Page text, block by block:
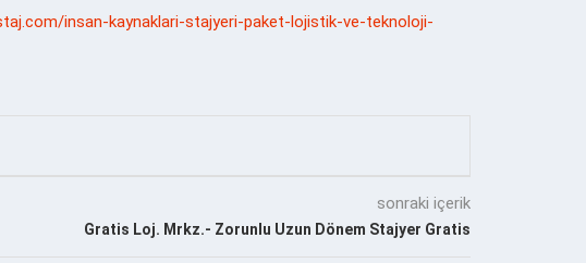
insan-kaynaklari-stajyeri-paket-lojistik-ve-teknoloji-
sonraki içerik
Gratis Loj. Mrkz.- Zorunlu Uzun Dönem Stajyer Gratis